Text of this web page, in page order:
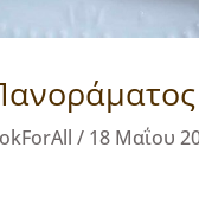
/ 18 Μαΐου